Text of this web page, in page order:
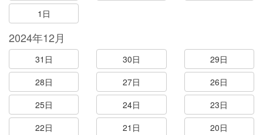
1日
2024年12月
31日 30日
29日
28日
27日
26日
25日
24日
23日
22日
21日
20日